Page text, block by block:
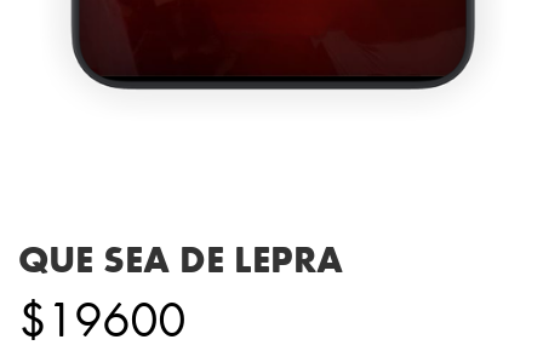
QUE SEA DE LEPRA
$19600